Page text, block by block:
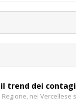
trend dei
nel